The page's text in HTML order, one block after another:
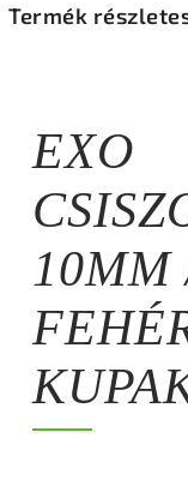
Termék
EXO
10MM